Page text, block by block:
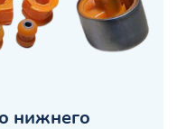
нижнего